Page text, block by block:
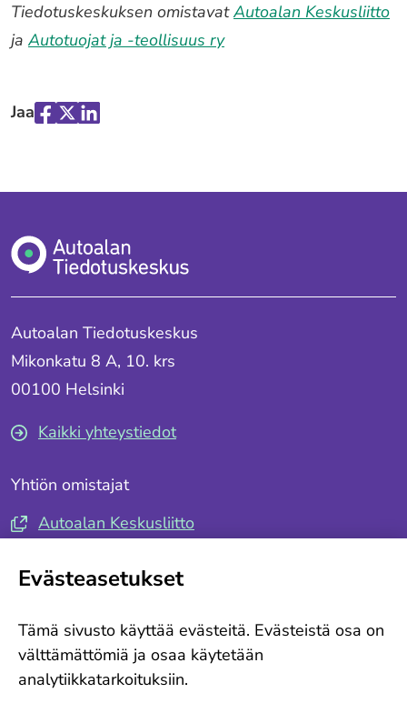
Tiedotuskeskuksen omistavatAutoalan Keskusliitto
jaAutotuojat ja -teollisuus ry
Jaa
"Facebook"
"X""LinkedIn"
Autoalan Tiedotuskeskus
Mikonkatu 8 A, 10. krs
00100 Helsinki
Kaikki yhteystiedot
Yhtiön omistajat
Autoalan Keskusliitto
Tilaa tiedotteemme
Evästeasetukset
Tämä sivusto käyttää evästeitä. Evästeistä osa on
välttämättömiä ja osaa käytetään
analytiikkatarkoituksiin.